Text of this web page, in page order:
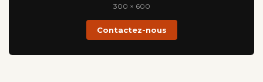
300 × 600
Contactez-nous